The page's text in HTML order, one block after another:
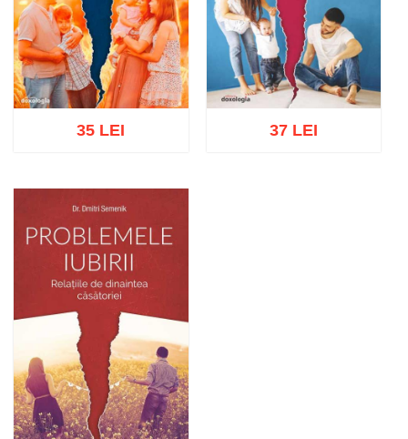
Adaugă în coș Wishlist
35 LEI 37 LEI